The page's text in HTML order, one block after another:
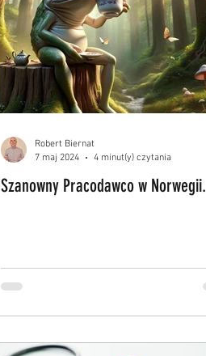
Szanowny Pracodawco w Norwegii.
Robert Biernat
7 maj 2024
4 minut(y) czytania